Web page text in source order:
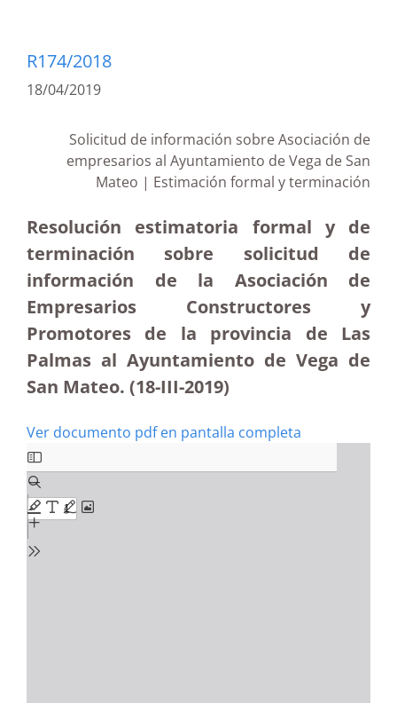
R174/2018
18/04/2019
Solicitud de información sobre Asociación de
empresarios al Ayuntamiento de Vega de San
Mateo | Estimación formal y terminación
Resolución estimatoria formal y de
terminación sobre solicitud de
información de la Asociación de
Empresarios Constructores y
Promotores de la provincia de Las
Palmas al Ayuntamiento de Vega de
San Mateo. (18-III-2019)
Ver documento pdf en pantalla completa